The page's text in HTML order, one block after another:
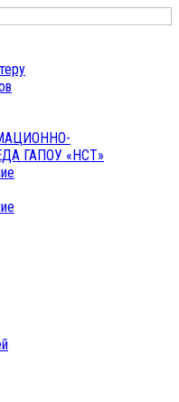
ГАПОУ «НСТ»